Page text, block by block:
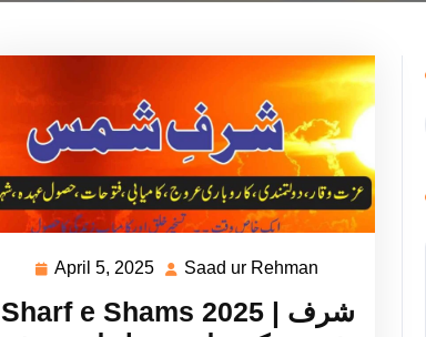
April 5, 2025 April
2025
Saad ur Rehman
Rehman
Sharf e Shams 2025 | شرف